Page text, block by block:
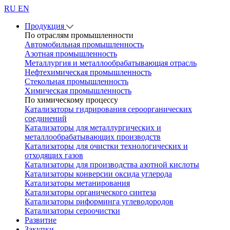
RU EN
Продукция
По отраслям промышленности
Автомобильная промышленность
Азотная промышленность
Металлургия и металлообрабатывающая отрасль
Нефтехимическая промышленность
Стекольная промышленность
Химическая промышленность
По химическому процессу
Катализаторы гидрирования сероорганических
соединений
Катализаторы для металлургических и
металлообрабатывающих производств
Катализаторы для очистки технологических и
отходящих газов
Катализаторы для производства азотной кислоты
Катализаторы конверсии оксида углерода
Катализаторы метанирования
Катализаторы органического синтеза
Катализаторы риформинга углеводородов
Катализаторы сероочистки
Развитие